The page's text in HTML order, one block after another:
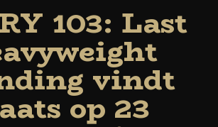
103: Last
vindt
op 23